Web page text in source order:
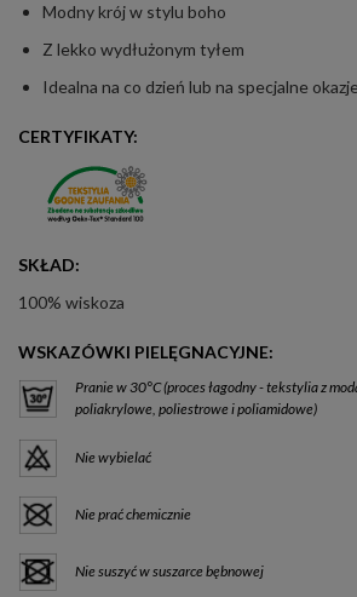
Modny krój w stylu boho
Z lekko wydłużonym tyłem
Idealna na co dzień lub na specjalne okazje
CERTYFIKATY:
SKŁAD:
100% wiskoza
WSKAZÓWKI PIELĘGNACYJNE:
Pranie w 30°C (proces łagodny - tekstylia z
poliakrylowe, poliestrowe i poliamidowe)
Nie wybielać
Nie prać chemicznie
Nie suszyć w suszarce bębnowej